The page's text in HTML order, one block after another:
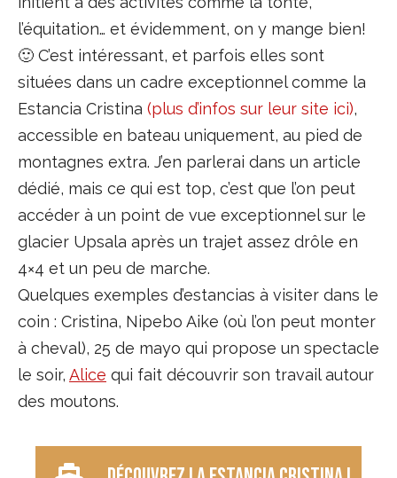
l’équitation… et évidemment, on y mange bien!
🙂 C’est intéressant, et parfois elles sont
situées dans un cadre exceptionnel comme la
Estancia Cristina (plus d’infos sur leur site ici),
accessible en bateau uniquement, au pied de
montagnes extra. J’en parlerai dans un article
dédié, mais ce qui est top, c’est que l’on peut
accéder à un point de vue exceptionnel sur le
glacier Upsala après un trajet assez drôle en
4×4 et un peu de marche.
Quelques exemples d’estancias à visiter dans le
coin : Cristina, Nipebo Aike (où l’on peut monter
à cheval), 25 de mayo qui propose un spectacle
le soir, Alice qui fait découvrir son travail autour
des moutons.